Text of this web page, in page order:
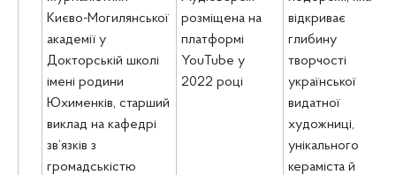
Києво-Могилянської
академії у
Докторській школі
імені родини
Юхименків, старший
виклад на кафедрі
зв’язків з
громадськістю
розміщена на
платформі
YouTube у
2022 році
відкриває
глибину
творчості
української
видатної
художниці,
унікального
кераміста й